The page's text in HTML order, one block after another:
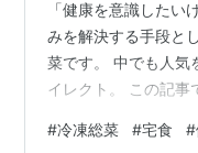
「健康を意識したい
みを解決する手段と
菜です。 中でも人気
イレクト。 この記事
菜」の違いとコスパ
#冷凍総菜 #宅食 #